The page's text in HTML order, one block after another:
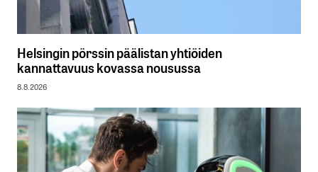
Helsingin pörssin päälistan yhtiöiden
kannattavuus kovassa nousussa
8.8.2026